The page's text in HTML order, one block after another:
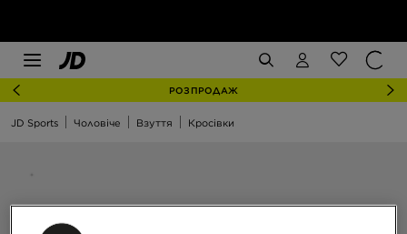
РОЗПРОДАЖ
JD Sports Чоловіче Взуття Кросівки